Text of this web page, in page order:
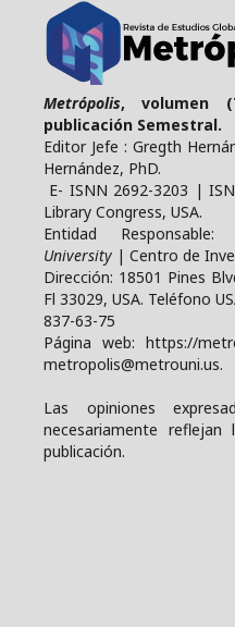
Metrópolis, volumen
publicación Semestral.
Editor Jefe : Gregth
Hernández, PhD.
E- ISNN 2692-3203 |
Library Congress, USA.
Entidad Responsable:
University | Centro de
Dirección: 18501 Pines
Fl 33029, USA. Teléfono
837-63-75
Página web: https://
metropolis@metrouni.us.
Las opiniones
necesariamente
publicación.